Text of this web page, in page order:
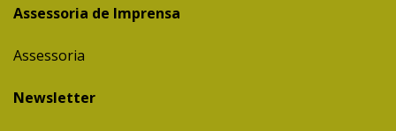
Assessoria de Imprensa
Assessoria
Newsletter